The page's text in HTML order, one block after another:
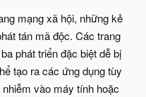
mạng xã hội, những kẻ
tán mã độc. Các trang
phát triển đặc biệt dễ bị
tạo ra các ứng dụng tùy
vào máy tính hoặc